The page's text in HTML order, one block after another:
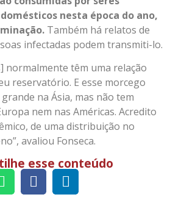
nesta época do ano,
Também há relatos de
infectadas podem transmiti-lo.
normalmente têm uma relação
reservatório. E esse morcego
na Ásia, mas não tem
nem nas Américas. Acredito
de uma distribuição no
avaliou Fonseca.
esse conteúdo